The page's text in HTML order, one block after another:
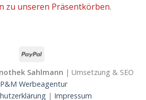
zu unseren Präsentkörben.
Sahlmann | Umsetzung & SEO
Werbeagentur
| Impressum